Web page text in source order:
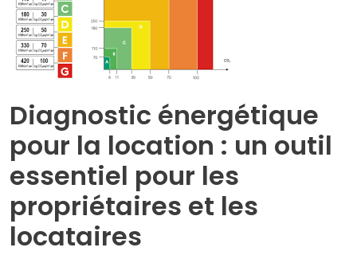
Diagnostic énergétique
pour la location : un outil
essentiel pour les
propriétaires et les
locataires